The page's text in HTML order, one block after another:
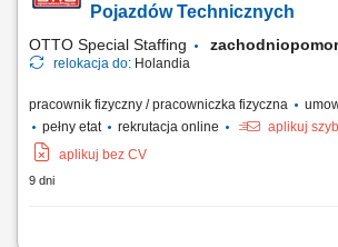
podłogowe oraz wymieniać punkty świetlne i
Pojazdów Technicznych
OTTO Special Staffing
relokacja do: Holandia
pracownik fizyczny / pracowniczka fizyczna
pełny etat
rekrutacja online
aplikuj
aplikuj bez CV
9 dni